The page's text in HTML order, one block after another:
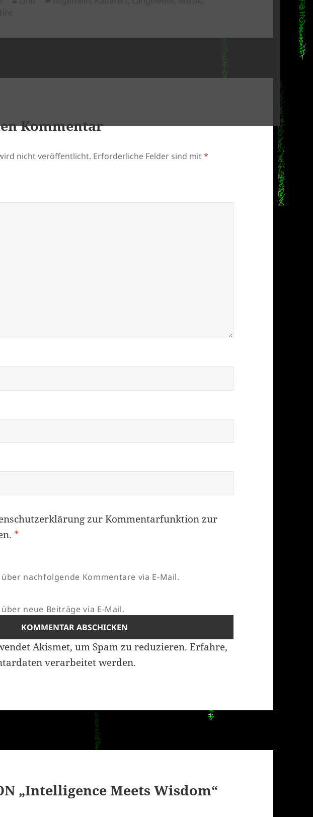
Kommentar
nicht veröffentlicht. Erforderliche Felder sind mit*
zur Kommentarfunktion zur
*
nachfolgende Kommentare via E-Mail.
neue Beiträge via E-Mail.
Akismet, um Spam zu reduzieren.Erfahre,
verarbeitet werden.
„Intelligence Meets Wisdom“